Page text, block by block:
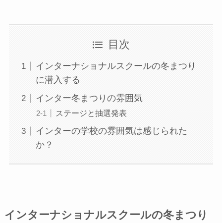
目次
インターナショナルスクールの冬まつり
に潜入する
インター冬まつりの雰囲気
ステージと抽選発表
インターの学校の雰囲気は感じられた
か？
インターナショナルスクールの冬まつり